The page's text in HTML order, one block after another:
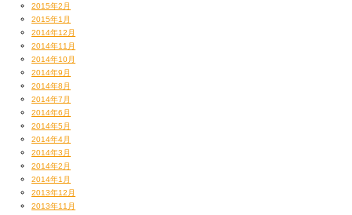
2015年2月
2015年1月
2014年12月
2014年11月
2014年10月
2014年9月
2014年8月
2014年7月
2014年6月
2014年5月
2014年4月
2014年3月
2014年2月
2014年1月
2013年12月
2013年11月